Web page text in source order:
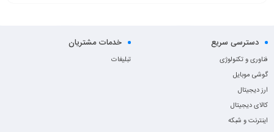
دسترسی سریع
فناوری و تکنولوژی
گوشی موبایل
ارز دیجیتال
کالای دیجیتال
اینترنت و شبکه
خدمات مشتریان
تبلیغات